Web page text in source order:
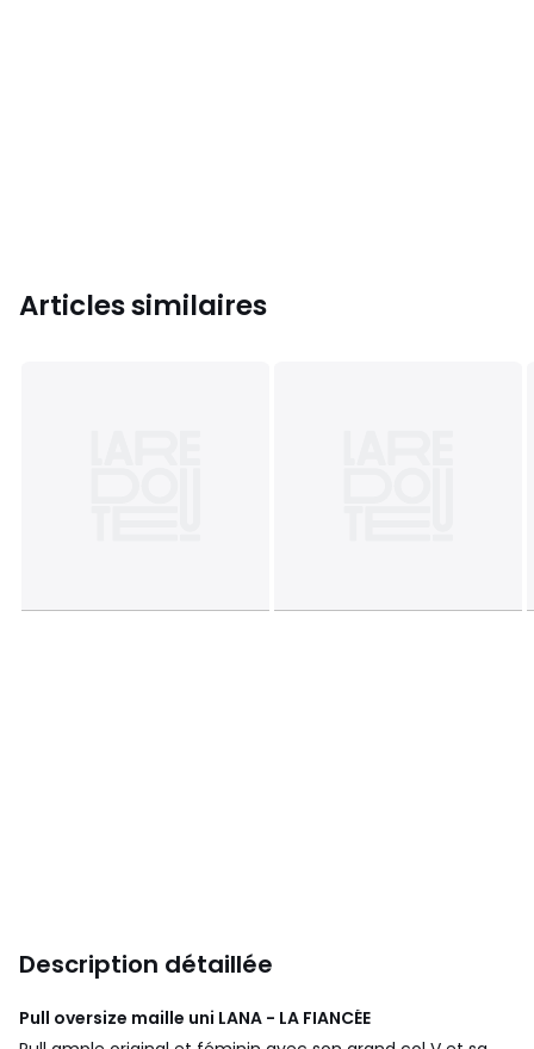
Articles similaires
Description détaillée
Pull oversize maille uni LANA - LA FIANCÉE